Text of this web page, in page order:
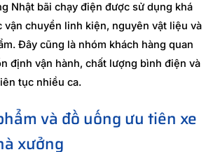
Nhật bãi chạy điện được sử dụng khá
vận chuyển linh kiện, nguyên vật liệu và
Đây cũng là nhóm khách hàng quan
định vận hành, chất lượng bình điện và
tục nhiều ca.
và đồ uống ưu tiên xe
xưởng